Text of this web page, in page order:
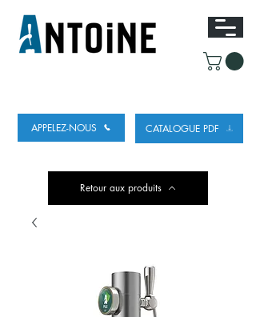
APPELEZ-NOUS CATALOGUE PDF
Retour aux produits